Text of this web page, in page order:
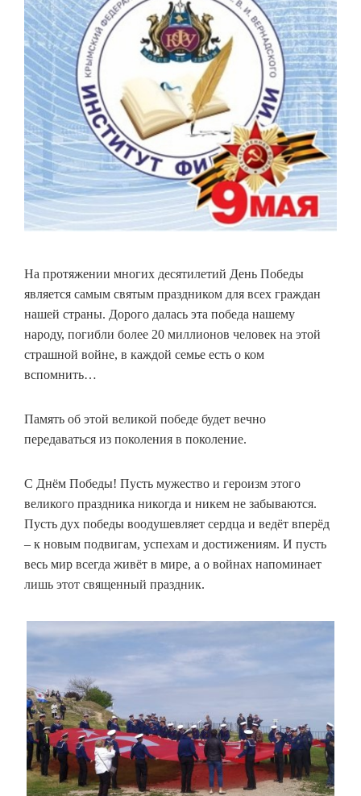
На протяжении многих десятилетий День Победы
является самым святым праздником для всех граждан
нашей страны. Дорого далась эта победа нашему
народу, погибли более 20 миллионов человек на этой
страшной войне, в каждой семье есть о ком
вспомнить…
Память об этой великой победе будет вечно
передаваться из поколения в поколение.
С Днём Победы! Пусть мужество и героизм этого
великого праздника никогда и никем не забываются.
Пусть дух победы воодушевляет сердца и ведёт вперёд
– к новым подвигам, успехам и достижениям. И пусть
весь мир всегда живёт в мире, а о войнах напоминает
лишь этот священный праздник.